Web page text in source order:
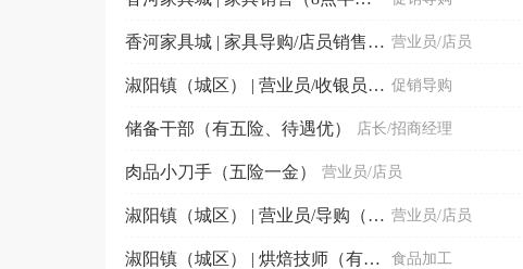
香河家具城 | 家具导购/店员销售/服务员/客户接待员 营业员/店员
淑阳镇（城区） | 营业员/收银员/导购员（五险一金） 促销导购
储备干部（有五险、待遇优） 店长/招商经理
肉品小刀手（五险一金） 营业员/店员
淑阳镇（城区） | 营业员/导购（有公休） 营业员/店员
淑阳镇（城区） | 烘焙技师（有五险、待遇优） 食品加工